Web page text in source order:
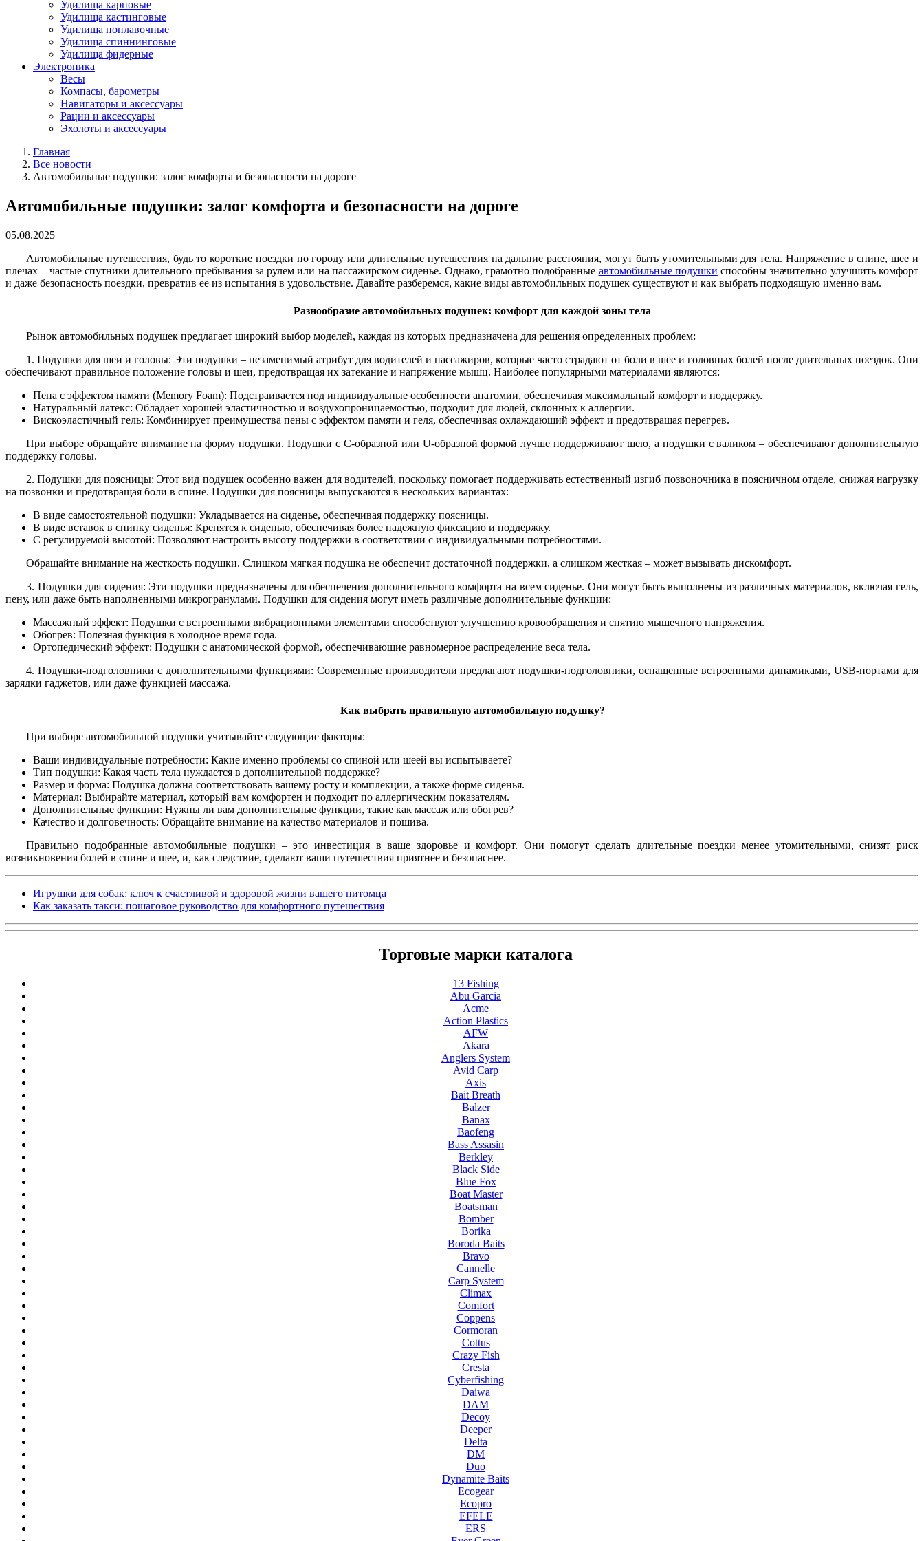
Удилища карповые
Удилища кастинговые
Удилища поплавочные
Удилища спиннинговые
Удилища фидерные
Электроника
Весы
Компасы, барометры
Навигаторы и аксессуары
Рации и аксессуары
Эхолоты и аксессуары
Главная
Все новости
Автомобильные подушки: залог комфорта и безопасности на дороге
Автомобильные подушки: залог комфорта и безопасности на дороге
05.08.2025
Автомобильные путешествия, будь то короткие поездки по городу или длительные путешествия на дальние расстояния, могут быть утомительными для тела. Напряжение в спине, шее и
плечах – частые спутники длительного пребывания за рулем или на пассажирском сиденье. Однако, грамотно подобранные автомобильные подушки способны значительно улучшить комфорт
и даже безопасность поездки, превратив ее из испытания в удовольствие. Давайте разберемся, какие виды автомобильных подушек существуют и как выбрать подходящую именно вам.
Разнообразие автомобильных подушек: комфорт для каждой зоны тела
Рынок автомобильных подушек предлагает широкий выбор моделей, каждая из которых предназначена для решения определенных проблем:
1. Подушки для шеи и головы: Эти подушки – незаменимый атрибут для водителей и пассажиров, которые часто страдают от боли в шее и головных болей после длительных поездок. Они
обеспечивают правильное положение головы и шеи, предотвращая их затекание и напряжение мышц. Наиболее популярными материалами являются:
Пена с эффектом памяти (Memory Foam): Подстраивается под индивидуальные особенности анатомии, обеспечивая максимальный комфорт и поддержку.
Натуральный латекс: Обладает хорошей эластичностью и воздухопроницаемостью, подходит для людей, склонных к аллергии.
Вискоэластичный гель: Комбинирует преимущества пены с эффектом памяти и геля, обеспечивая охлаждающий эффект и предотвращая перегрев.
При выборе обращайте внимание на форму подушки. Подушки с C-образной или U-образной формой лучше поддерживают шею, а подушки с валиком – обеспечивают дополнительную
поддержку головы.
2. Подушки для поясницы: Этот вид подушек особенно важен для водителей, поскольку помогает поддерживать естественный изгиб позвоночника в поясничном отделе, снижая нагрузку
на позвонки и предотвращая боли в спине. Подушки для поясницы выпускаются в нескольких вариантах:
В виде самостоятельной подушки: Укладывается на сиденье, обеспечивая поддержку поясницы.
В виде вставок в спинку сиденья: Крепятся к сиденью, обеспечивая более надежную фиксацию и поддержку.
С регулируемой высотой: Позволяют настроить высоту поддержки в соответствии с индивидуальными потребностями.
Обращайте внимание на жесткость подушки. Слишком мягкая подушка не обеспечит достаточной поддержки, а слишком жесткая – может вызывать дискомфорт.
3. Подушки для сидения: Эти подушки предназначены для обеспечения дополнительного комфорта на всем сиденье. Они могут быть выполнены из различных материалов, включая гель,
пену, или даже быть наполненными микрогранулами. Подушки для сидения могут иметь различные дополнительные функции:
Массажный эффект: Подушки с встроенными вибрационными элементами способствуют улучшению кровообращения и снятию мышечного напряжения.
Обогрев: Полезная функция в холодное время года.
Ортопедический эффект: Подушки с анатомической формой, обеспечивающие равномерное распределение веса тела.
4. Подушки-подголовники с дополнительными функциями: Современные производители предлагают подушки-подголовники, оснащенные встроенными динамиками, USB-портами для
зарядки гаджетов, или даже функцией массажа.
Как выбрать правильную автомобильную подушку?
При выборе автомобильной подушки учитывайте следующие факторы:
Ваши индивидуальные потребности: Какие именно проблемы со спиной или шеей вы испытываете?
Тип подушки: Какая часть тела нуждается в дополнительной поддержке?
Размер и форма: Подушка должна соответствовать вашему росту и комплекции, а также форме сиденья.
Материал: Выбирайте материал, который вам комфортен и подходит по аллергическим показателям.
Дополнительные функции: Нужны ли вам дополнительные функции, такие как массаж или обогрев?
Качество и долговечность: Обращайте внимание на качество материалов и пошива.
Правильно подобранные автомобильные подушки – это инвестиция в ваше здоровье и комфорт. Они помогут сделать длительные поездки менее утомительными, снизят риск
возникновения болей в спине и шее, и, как следствие, сделают ваши путешествия приятнее и безопаснее.
Игрушки для собак: ключ к счастливой и здоровой жизни вашего питомца
Как заказать такси: пошаговое руководство для комфортного путешествия
Торговые марки каталога
13 Fishing
Abu Garcia
Acme
Action Plastics
AFW
Akara
Anglers System
Avid Carp
Axis
Bait Breath
Balzer
Banax
Baofeng
Bass Assasin
Berkley
Black Side
Blue Fox
Boat Master
Boatsman
Bomber
Borika
Boroda Baits
Bravo
Cannelle
Carp System
Climax
Comfort
Coppens
Cormoran
Cottus
Crazy Fish
Cresta
Cyberfishing
Daiwa
DAM
Decoy
Deeper
Delta
DM
Duo
Dynamite Baits
Ecogear
Ecopro
EFELE
ERS